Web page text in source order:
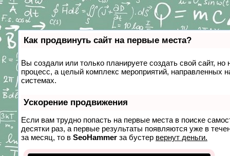
Как продвинуть сайт на первые места?
Вы создали или только планируете создать свой сайт,
процесс, а целый комплекс мероприятий, направленных
системах.
Ускорение продвижения
Если вам трудно попасть на первые места в поиске
десятки раз, а первые результаты появляются уже в
за месяц, то в SeoHammer за бустер вернут деньги.